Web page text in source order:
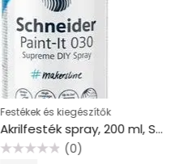
Festékek és kiegészítők
Akrilfesték spray, 200 ml, SCHNEIDER “Paint-It 030”, zöld
(0)